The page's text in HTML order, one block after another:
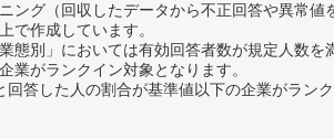
グ（回収したデータから不正回答や異常値
で作成しています。
別」においては有効回答者数が規定人数
業がランクイン対象となります。
答した人の割合が基準値以下の企業がランク